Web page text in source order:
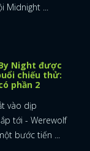
Midnight ...
Night được
chiếu thử:
phần 2
vào dịp
tới - Werewolf
bước tiến ...